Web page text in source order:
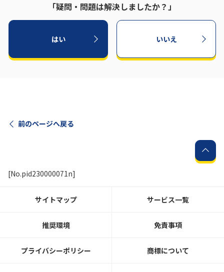
「疑問・問題は解決しましたか？」
はい いいえ
前のページへ戻る
[No.pid230000071n]
サイトマップ サービス一覧
推奨環境 免責事項
プライバシーポリシー 商標について